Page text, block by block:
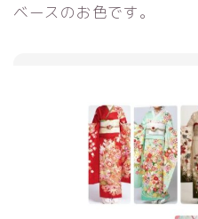
ベースのお色です。